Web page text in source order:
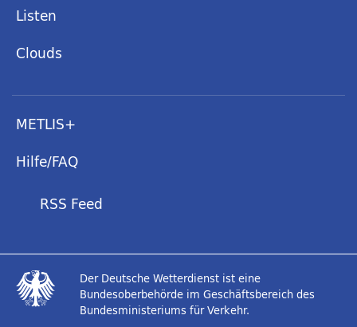
Listen
Clouds
METLIS+
Hilfe/FAQ
RSS Feed
Der Deutsche Wetterdienst ist eine
Bundesoberbehörde im Geschäftsbereich des
Bundesministeriums für Verkehr.